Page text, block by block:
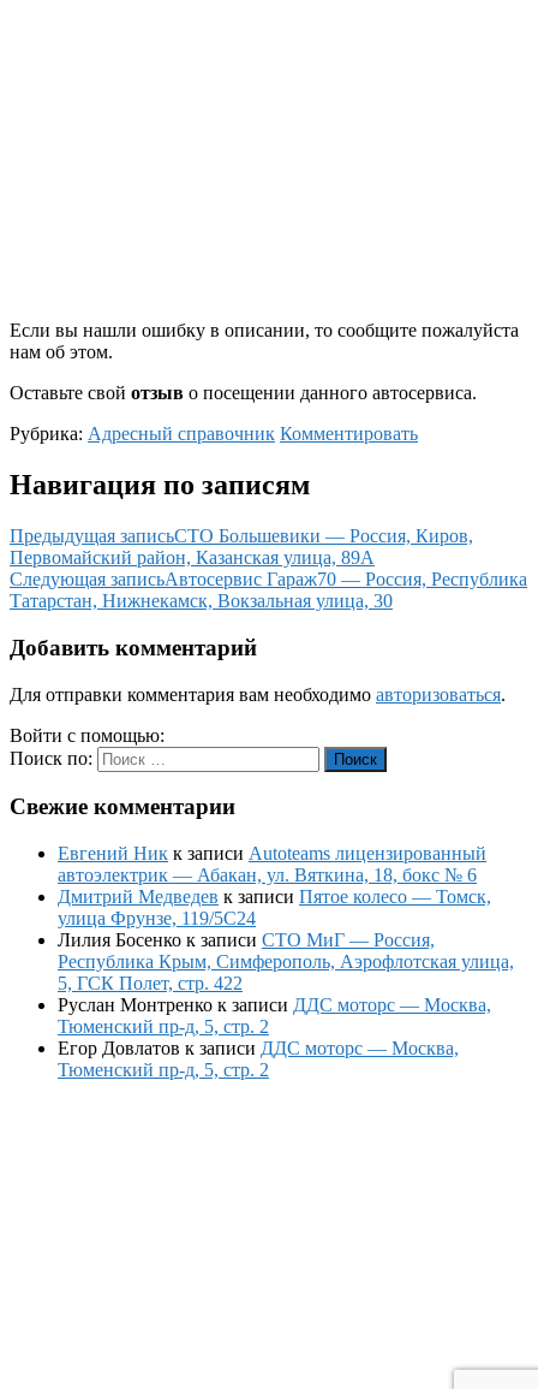
Если вы нашли ошибку в описании, то сообщите пожалуйста
нам об этом.
Оставьте свой отзыв о посещении данного автосервиса.
Рубрика: Адресный справочник Комментировать
Навигация по записям
Предыдущая записьСТО Большевики — Россия, Киров,
Первомайский район, Казанская улица, 89А
Следующая записьАвтосервис Гараж70 — Россия, Республика
Татарстан, Нижнекамск, Вокзальная улица, 30
Добавить комментарий
Для отправки комментария вам необходимо авторизоваться.
Войти с помощью:
Поиск по:
Поиск
Свежие комментарии
Евгений Ник к записи Autoteams лицензированный
автоэлектрик — Абакан, ул. Вяткина, 18, бокс № 6
Дмитрий Медведев к записи Пятое колесо — Томск,
улица Фрунзе, 119/5С24
Лилия Босенко к записи СТО МиГ — Россия,
Республика Крым, Симферополь, Аэрофлотская улица,
5, ГСК Полет, стр. 422
Руслан Монтренко к записи ДДС моторс — Москва,
Тюменский пр-д, 5, стр. 2
Егор Довлатов к записи ДДС моторс — Москва,
Тюменский пр-д, 5, стр. 2